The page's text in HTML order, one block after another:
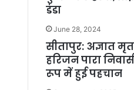
डंडा
June 28, 2024
सीतापुर: अज्ञात
हरिजन पारा
रूप में हुई पहचान